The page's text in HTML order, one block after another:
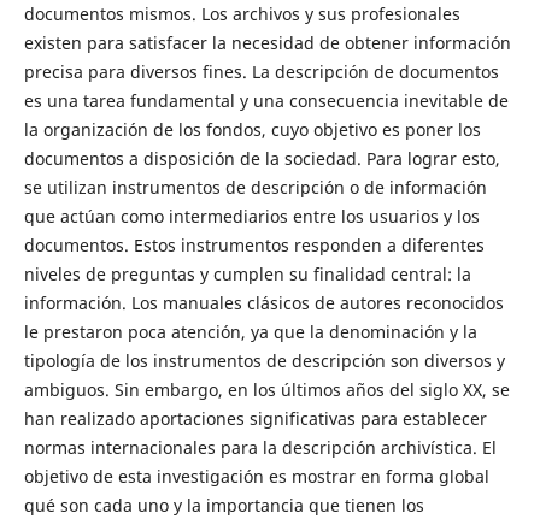
documentos mismos. Los archivos y sus profesionales
existen para satisfacer la necesidad de obtener información
precisa para diversos fines. La descripción de documentos
es una tarea fundamental y una consecuencia inevitable de
la organización de los fondos, cuyo objetivo es poner los
documentos a disposición de la sociedad. Para lograr esto,
se utilizan instrumentos de descripción o de información
que actúan como intermediarios entre los usuarios y los
documentos. Estos instrumentos responden a diferentes
niveles de preguntas y cumplen su finalidad central: la
información. Los manuales clásicos de autores reconocidos
le prestaron poca atención, ya que la denominación y la
tipología de los instrumentos de descripción son diversos y
ambiguos. Sin embargo, en los últimos años del siglo XX, se
han realizado aportaciones significativas para establecer
normas internacionales para la descripción archivística. El
objetivo de esta investigación es mostrar en forma global
qué son cada uno y la importancia que tienen los